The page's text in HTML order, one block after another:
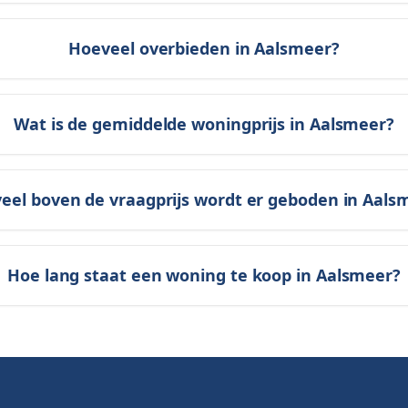
Hoeveel overbieden in Aalsmeer?
Wat is de gemiddelde woningprijs in Aalsmeer?
boven de vraagprijs wordt er geboden in
Hoe lang staat een woning te koop in Aalsmeer?